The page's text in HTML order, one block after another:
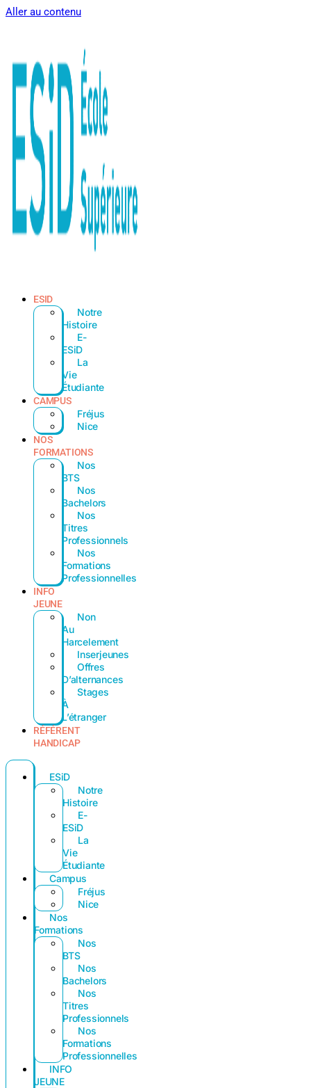
Aller au contenu
ESID
Notre
Histoire
E-
ESiD
La
Vie
Étudiante
CAMPUS
Fréjus
Nice
NOS
FORMATIONS
Nos
BTS
Nos
Bachelors
Nos
Titres
Professionnels
Nos
Formations
Professionnelles
INFO
JEUNE
Non
Au
Harcelement
Inserjeunes
Offres
D’alternances
Stages
À
L’étranger
RÉFÉRENT
HANDICAP
ESiD
Notre
Histoire
E-
ESiD
La
Vie
Étudiante
Campus
Fréjus
Nice
Nos
Formations
Nos
BTS
Nos
Bachelors
Nos
Titres
Professionnels
Nos
Formations
Professionnelles
INFO
JEUNE